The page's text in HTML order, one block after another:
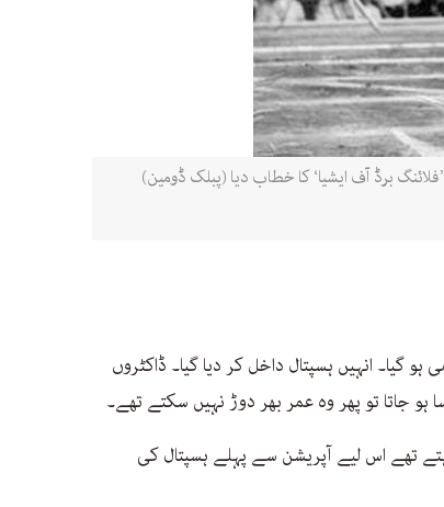
برڈ آف ایشیا‘ کا خطاب دیا (پبلک ڈومین)
گیا۔ انہیں ہسپتال داخل کر دیا گیا۔ ڈاکٹروں
ہو جاتا تو پھر وہ عمر بھر دوڑ نہیں سکتے تھے۔
تھے اس لیے آپریشن سے پہلے ہسپتال کی